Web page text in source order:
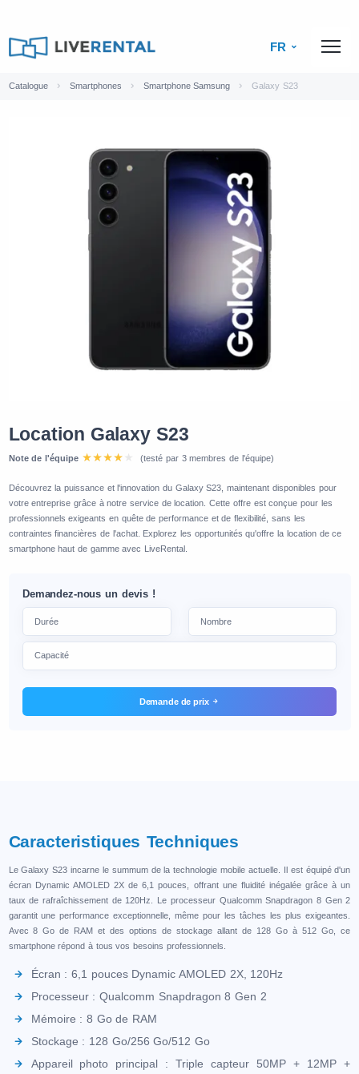
FR
Catalogue Smartphones Smartphone Samsung Galaxy S23
Location Galaxy S23
Note de l'équipe (testé par 3 membres de l'équipe)
Découvrez la puissance et l'innovation du Galaxy S23, maintenant disponibles pour
votre entreprise grâce à notre service de location. Cette offre est conçue pour les
professionnels exigeants en quête de performance et de flexibilité, sans les
contraintes financières de l'achat. Explorez les opportunités qu'offre la location de ce
smartphone haut de gamme avec LiveRental.
Demandez-nous un devis !
Demande de prix
Caracteristiques Techniques
Le Galaxy S23 incarne le summum de la technologie mobile actuelle. Il est équipé d'un
écran Dynamic AMOLED 2X de 6,1 pouces, offrant une fluidité inégalée grâce à un
taux de rafraîchissement de 120Hz. Le processeur Qualcomm Snapdragon 8 Gen 2
garantit une performance exceptionnelle, même pour les tâches les plus exigeantes.
Avec 8 Go de RAM et des options de stockage allant de 128 Go à 512 Go, ce
smartphone répond à tous vos besoins professionnels.
Écran : 6,1 pouces Dynamic AMOLED 2X, 120Hz
Processeur : Qualcomm Snapdragon 8 Gen 2
Mémoire : 8 Go de RAM
Stockage : 128 Go/256 Go/512 Go
Appareil photo principal : Triple capteur 50MP + 12MP +